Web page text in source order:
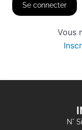
Se connecter
Vous
N°